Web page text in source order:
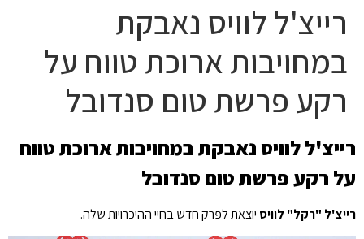
רייצ'ל לוויס נאבקת
במחויבות ארוכת טווח על
רקע פרשת טום סנדובל
רייצ'ל לוויס נאבקת במחויבות ארוכת טווח
על רקע פרשת טום סנדובל
רייצ'ל "רקל" לוויס יוצאת לפרק חדש בחיי ההיכרויות שלה.